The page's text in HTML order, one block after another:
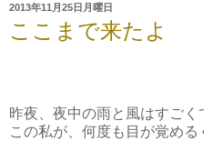
2013年11月25日月曜日
ここまで来たよ
昨夜、夜中の雨と風はすごく
この私が、何度も目が覚める